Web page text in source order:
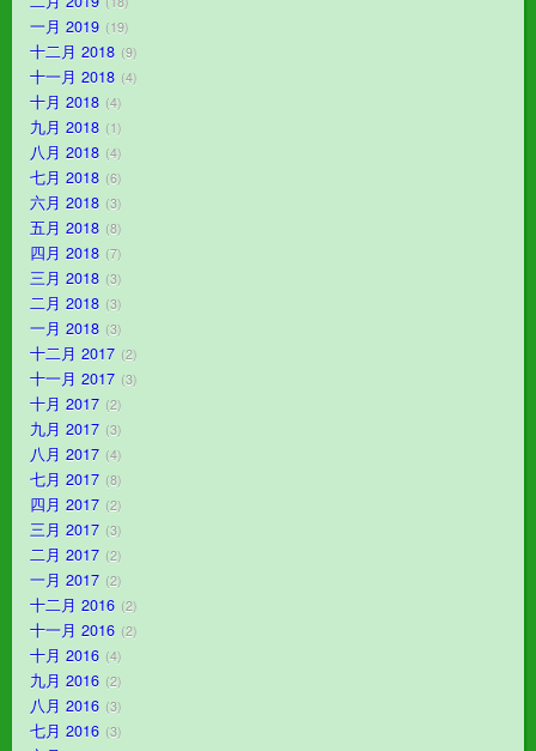
一月 2019 19
十二月 2018 9
十一月 2018 4
十月 2018 4
九月 2018 1
八月 2018 4
七月 2018 6
六月 2018 3
五月 2018 8
四月 2018 7
三月 2018 3
二月 2018 3
一月 2018 3
十二月 2017 2
十一月 2017 3
十月 2017 2
九月 2017 3
八月 2017 4
七月 2017 8
四月 2017 2
三月 2017 3
二月 2017 2
一月 2017 2
十二月 2016 2
十一月 2016 2
十月 2016 4
九月 2016 2
八月 2016 3
七月 2016 3